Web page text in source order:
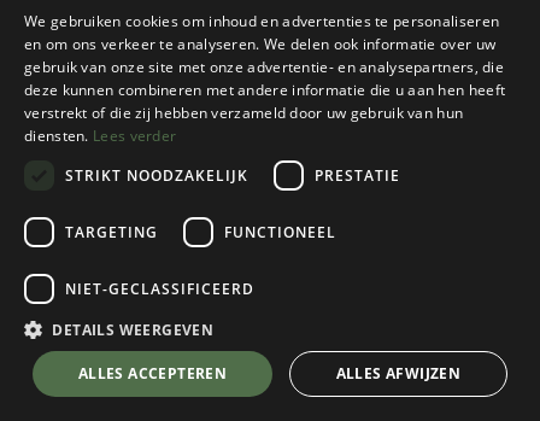
Teva
Hurricane XLT 2 Dames
Archive Wings Blooming Dahlia
Kies een maat
💬 Stel je vraag over dit product via WhatsApp
We gebruiken cookies om inhoud en advertenties te personaliseren
en om ons verkeer te analyseren. We delen ook informatie over uw
gebruik van onze site met onze advertentie- en analysepartners, die
deze kunnen combineren met andere informatie die u aan hen heeft
verstrekt of die zij hebben verzameld door uw gebruik van hun
diensten. Lees verder
STRIKT NOODZAKELIJK
PRESTATIE
TARGETING FUNCTIONEEL
NIET-GECLASSIFICEERD
DETAILS WEERGEVEN
ALLES ACCEPTEREN ALLES AFWIJZEN